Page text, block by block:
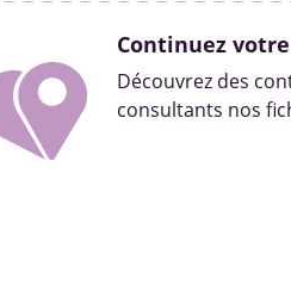
Continuez
Découvrez des
consultants nos